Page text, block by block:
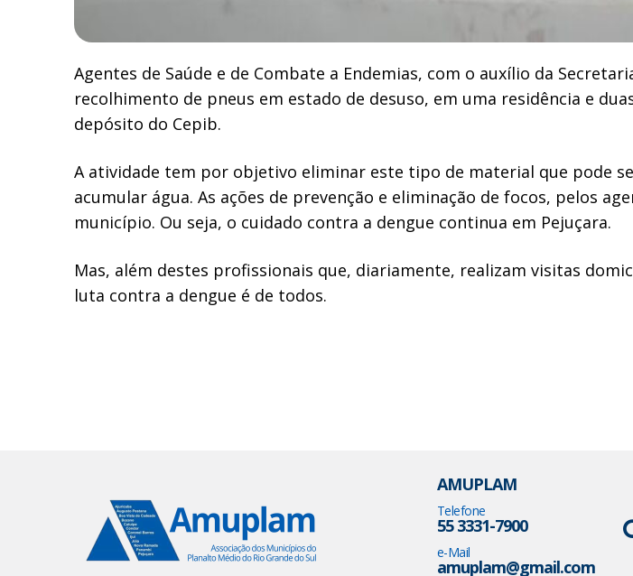
Agentes de Saúde e de Combate a Endemias, com o auxílio da
recolhimento de pneus em estado de desuso, em uma residência e
depósito do Cepib.
A atividade tem por objetivo eliminar este tipo de material que pode
acumular água. As ações de prevenção e eliminação de focos, pelos
município. Ou seja, o cuidado contra a dengue continua em Pejuçara.
Mas, além destes profissionais que, diariamente, realizam visitas
luta contra a dengue é de todos.
AMUPLAM
Telefone
55 3331-7900
e-Mail
amuplam@gmail.com